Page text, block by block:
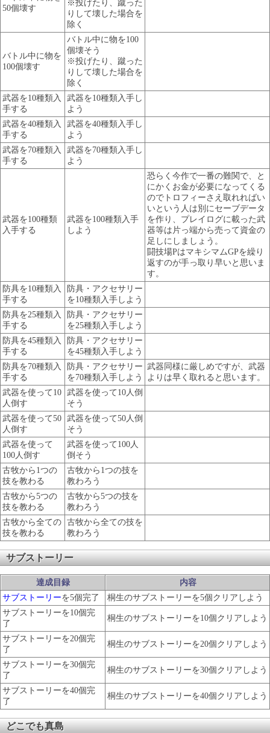
50個壊す
※投げたり、蹴った
りして壊した場合を
除く
バトル中に物を
100個壊す
バトル中に物を100
個壊そう
※投げたり、蹴った
りして壊した場合を
除く
武器を10種類入
手する
武器を10種類入手し
よう
武器を40種類入
手する
武器を40種類入手し
よう
武器を70種類入
手する
武器を70種類入手し
よう
武器を100種類
入手する
武器を100種類入手
しよう
恐らく今作で一番の難関で、と
にかくお金が必要になってくる
のでトロフィーさえ取れればい
いという人は別にセーブデータ
を作り、プレイログに載った武
器等は片っ端から売って資金の
足しにしましょう。
闘技場PはマキシマムGPを繰り
返すのが手っ取り早いと思いま
す。
防具を10種類入
手する
防具・アクセサリー
を10種類入手しよう
防具を25種類入
手する
防具・アクセサリー
を25種類入手しよう
防具を45種類入
手する
防具・アクセサリー
を45種類入手しよう
防具を70種類入
手する
防具・アクセサリー
を70種類入手しよう
武器同様に厳しめですが、武器
よりは早く取れると思います。
武器を使って10
人倒す
武器を使って10人倒
そう
武器を使って50
人倒す
武器を使って50人倒
そう
武器を使って
100人倒す
武器を使って100人
倒そう
古牧から1つの
技を教わる
古牧から1つの技を
教わろう
古牧から5つの
技を教わる
古牧から5つの技を
教わろう
古牧から全ての
技を教わる
古牧から全ての技を
教わろう
サブストーリー
達成目録
内容
サブストーリーを5個完了
桐生のサブストーリーを5個クリアしよう
サブストーリーを10個完
了
桐生のサブストーリーを10個クリアしよう
サブストーリーを20個完
了
桐生のサブストーリーを20個クリアしよう
サブストーリーを30個完
了
桐生のサブストーリーを30個クリアしよう
サブストーリーを40個完
了
桐生のサブストーリーを40個クリアしよう
どこでも真島